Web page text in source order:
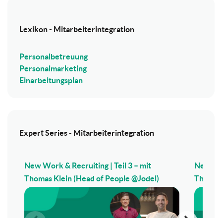
Lexikon - Mitarbeiterintegration
Personalbetreuung
Personalmarketing
Einarbeitungsplan
Expert Series - Mitarbeiterintegration
New Work & Recruiting | Teil 3 – mit
Thomas Klein (Head of People @Jodel)
New